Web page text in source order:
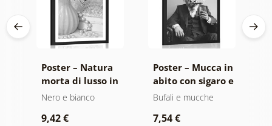
Poster – Natura
morta di lusso in
bianco e nero
Nero e bianco
9,42 €
Poster – Mucca in
abito con sigaro e
whisky
Bufali e mucche
7,54 €